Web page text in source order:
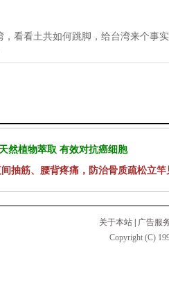
，看看土共如何跳脚，给台湾来个事
然植物萃取 有效对抗癌细胞
抽筋、腰背疼痛，防治骨质疏松立竿
关于本站
广告服
Copyright (C)